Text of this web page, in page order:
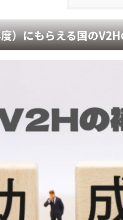
）にもらえる国の